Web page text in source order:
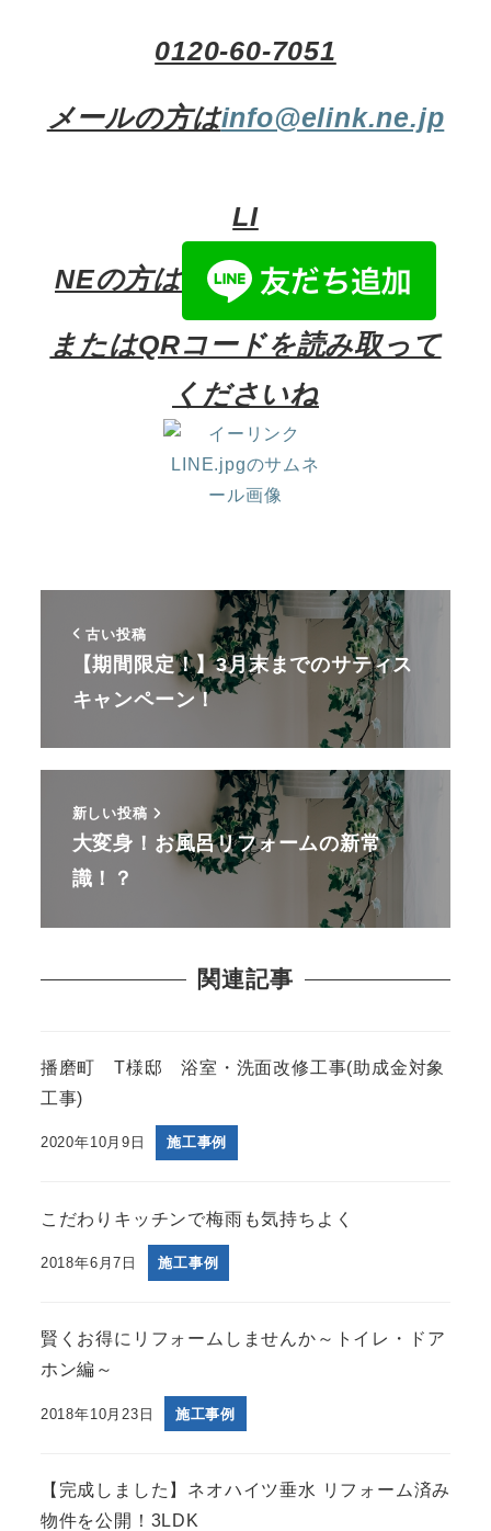
0120-60-7051
メールの方はinfo@elink.ne.jp
LI
NEの方は
またはQRコードを読み取って
くださいね
古い投稿
【期間限定！】3月末までのサティス
キャンペーン！
新しい投稿
大変身！お風呂リフォームの新常
識！？
関連記事
播磨町 T様邸 浴室・洗面改修工事(助成金対象
工事)
2020年10月9日 施工事例
こだわりキッチンで梅雨も気持ちよく
2018年6月7日 施工事例
賢くお得にリフォームしませんか～トイレ・ドア
ホン編～
2018年10月23日 施工事例
【完成しました】ネオハイツ垂水 リフォーム済み
物件を公開！3LDK